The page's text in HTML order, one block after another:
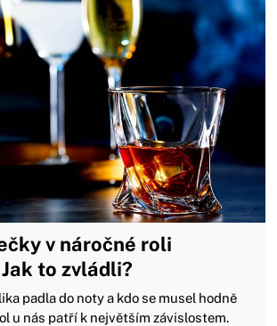
v náročné roli
to zvládli?
padla do noty a kdo se musel hodně
u nás patří k největším závislostem.